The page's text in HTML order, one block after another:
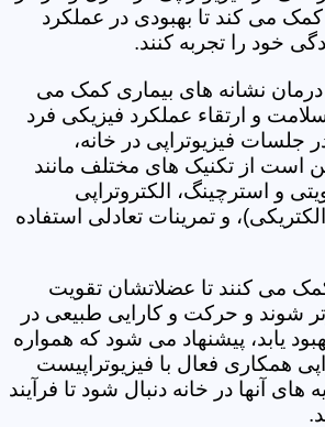
کمک می کند تا بهبودی در عملکرد
خود را تجربه کنند.
درمان نشانه های بیماری کمک می
و ارتقاء عملکرد فیزیکی فرد
جلسات فیزیوتراپی در خانه،
است از تکنیک های مختلف مانند
و استرچینگ، الکتروتراپی
و تمرینات تعادلی استفاده
کمک می کنند تا عضلاتشان تقویت
شوند و حرکت و کارایی طبیعی در
یابد، پیشنهاد می شود که همواره
همکاری فعال با فیزیوتراپیست
آنها در خانه دنبال شود تا فرآیند